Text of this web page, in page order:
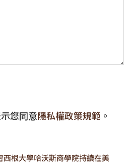
您同意隱私權政策規範 。
西根大學哈沃斯商學院持續在美